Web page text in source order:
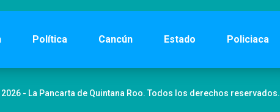
Política Cancún Estado Policiaca
- La Pancarta de Quintana Roo. Todos los derechos reservados.